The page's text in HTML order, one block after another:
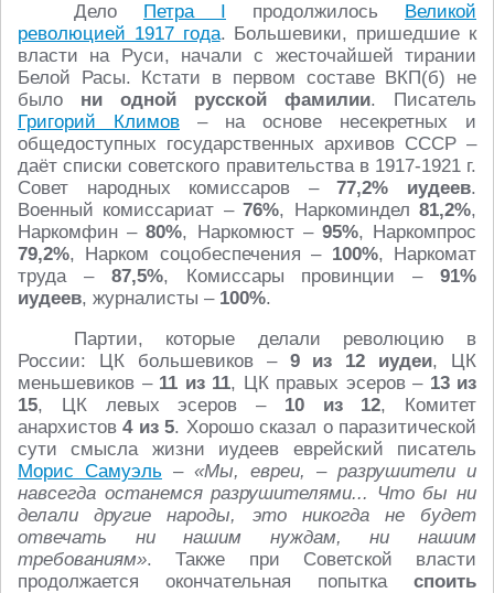
Дело Петра I продолжилось Великой
революцией 1917 года. Большевики, пришедшие к
власти на Руси, начали с жесточайшей тирании
Белой Расы. Кстати в первом составе ВКП(б) не
было ни одной русской фамилии. Писатель
Григорий Климов – на основе несекретных и
общедоступных государственных архивов СССР –
даёт списки советского правительства в 1917-1921 г.
Совет народных комиссаров –77,2% иудеев.
Военный комиссариат –76%, Наркоминдел81,2%,
Наркомфин –80%, Наркомюст – 95%, Наркомпрос
79,2%, Нарком соцобеспечения – 100%, Наркомат
труда – 87,5%, Комиссары провинции –91%
иудеев, журналисты – 100%.
Партии, которые делали революцию в
России: ЦК большевиков – 9 из 12 иудеи, ЦК
меньшевиков – 11 из 11, ЦК правых эсеров – 13 из
15, ЦК левых эсеров – 10 из 12, Комитет
анархистов4 из 5. Хорошо сказал о паразитической
сути смысла жизни иудеев еврейский писатель
Морис Самуэль – «Мы, евреи, – разрушители и
навсегда останемся разрушителями... Что бы ни
делали другие народы, это никогда не будет
отвечать ни нашим нуждам, ни нашим
требованиям». Также при Советской власти
продолжается окончательная попытка споить